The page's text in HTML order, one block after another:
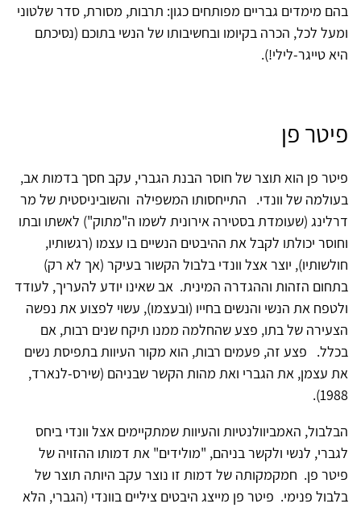
בהם מימדים גבריים מפותחים כגון: תרבות, מסורת, סדר שלטוני
ומעל לכל, הכרה בקיומו ובחשיבותו של הנשי בתוכם (נסיכתם
היא טייגר-לילי!).
פיטר פן
פיטר פן הוא תוצר של חוסר הבנת הגברי, עקב חסך בדמות אב,
בעולמה של וונדי. התייחסותו המשפילה והשוביניסטית של מר
דרלינג (שעומדת בסטירה אירונית לשמו ה"מתוק") לאשתו ובתו
וחוסר יכולתו לקבל את ההיבטים הנשיים בו עצמו (רגשותיו,
חולשותיו), יוצר אצל וונדי בלבול הקשור בעיקר (אך לא רק)
בתחום הזהות וההגדרה המינית. אב שאינו יודע להעריך, לעודד
ולטפח את הנשי והנשים בחייו (ובעצמו), עשוי לפצוע את נפשה
הצעירה של בתו, פצע שהחלמה ממנו תיקח שנים רבות, אם
בכלל. פצע זה, פעמים רבות, הוא מקור העיוות בתפיסת נשים
את עצמן, את הגברי ואת מהות הקשר שבניהם (שירס-לנארד,
1988).
הבלבול, האמביוולנטיות והעיוות שמתקיימים אצל וונדי ביחס
לגברי, לנשי ולקשר בניהם, "מולידים" את דמותו ההזויה של
פיטר פן. חמקמקותה של דמות זו נוצר עקב היותה תוצר של
בלבול פנימי. פיטר פן מייצג היבטים ציליים בוונדי (הגברי, הלא